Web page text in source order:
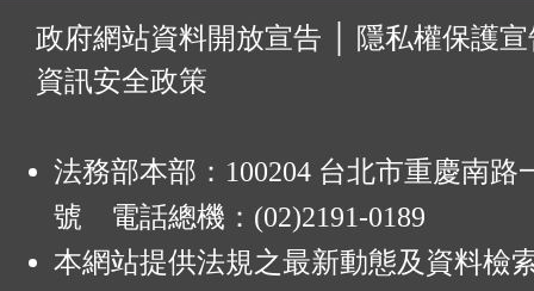
政府網站資料開放宣告
隱私權保護
資訊安全政策
法務部本部：100204 台北市重慶南路
號 電話總機：(02)2191-0189
本網站提供法規之最新動態及資料檢